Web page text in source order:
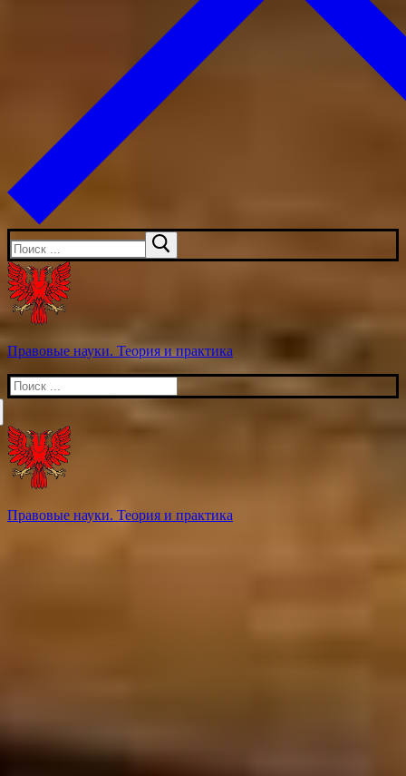
Искать:
Правовые науки. Теория и практика
Искать:
Правовые науки. Теория и практика